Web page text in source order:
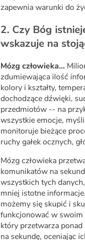
zapewnia warunki do
2. Czy Bóg
wskazuje na
Mózg człowieka…
zdumiewająca ilość
kolory i kształty,
dochodzące dźwięki,
przedmiotów -- na
wszystkie emocje,
monitoruje bieżące
ruchy gałek ocznych,
Mózg człowieka
komunikatów na
wszystkich tych
mniej istotne
możemy się skupić i
funkcjonować w swoim
który przetwarza
na sekundę, oceniając